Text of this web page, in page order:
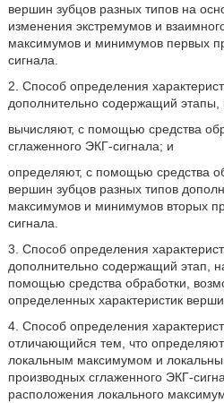
вершин зубцов разных типов на
изменения экстремумов и
максимумов и минимумов первых
сигнала.
2. Способ определения
дополнительно содержащий этапы,
вычисляют, с помощью средства
сглаженного ЭКГ-сигнала; и
определяют, с помощью средства
вершин зубцов разных типов
максимумов и минимумов вторых
сигнала.
3. Способ определения
дополнительно содержащий этап,
помощью средства обработки,
определенных характеристик
4. Способ определения
отличающийся тем, что
локальным максимумом и
производных сглаженного ЭКГ-
расположения локального